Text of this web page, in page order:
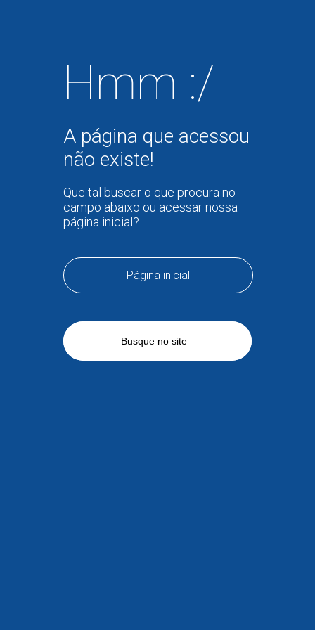
Hmm :/
A página que acessou
não existe!
Que tal buscar o que procura no
campo abaixo ou acessar nossa
página inicial?
Página inicial